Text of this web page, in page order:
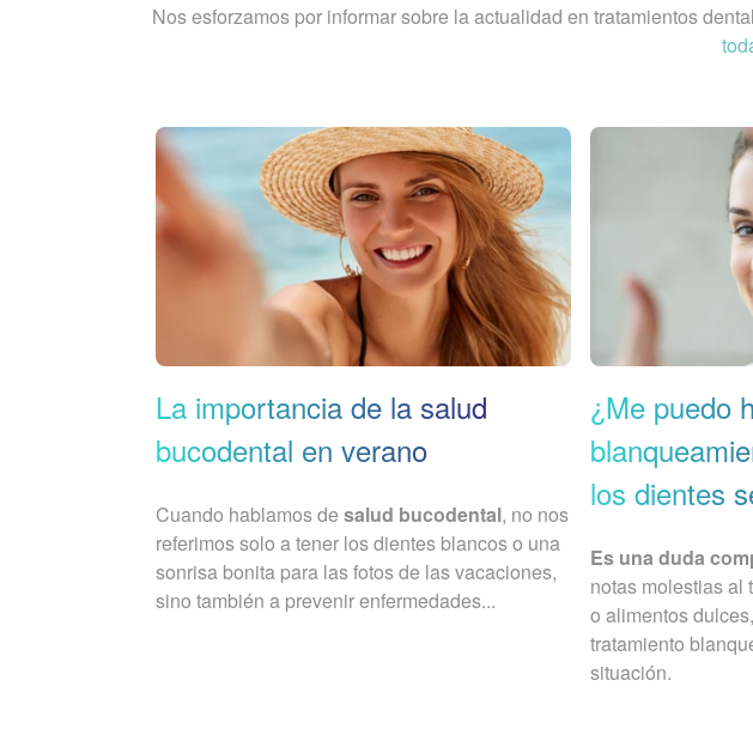
Nos esforzamos por informar sobre la actualidad en tratamientos
La importancia de la salud
bucodental en verano
Cuando hablamos de salud bucodental, no nos
referimos solo a tener los dientes blancos o una
sonrisa bonita para las fotos de las vacaciones,
sino también a prevenir enfermedades...
¿Me puedo
los dientes
Es una duda
notas molestias al
o alimentos
tratamiento
situación.